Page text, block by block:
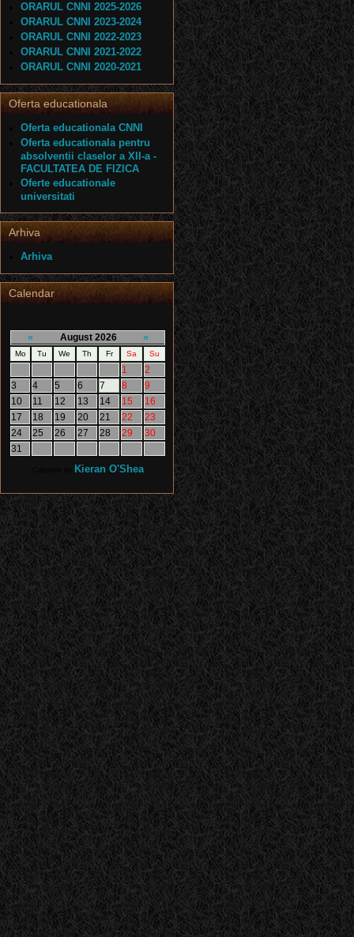
ORARUL CNNI 2025-2026
ORARUL CNNI 2023-2024
ORARUL CNNI 2022-2023
ORARUL CNNI 2021-2022
ORARUL CNNI 2020-2021
Oferta educationala
Oferta educationala CNNI
Oferta educationala pentru
absolventii claselor a XII-a -
FACULTATEA DE FIZICA
Oferte educationale
universitati
Arhiva
Arhiva
Calendar
« August 2026 »
Mo Tu We Th Fr Sa Su
1
2
3
4 5 6 7 8
9
10
11 12 13 14 15
16
17
18 19 20 21 22
23
24
25 26 27 28 29
30
31
Kieran O'Shea